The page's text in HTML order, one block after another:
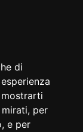
di
per
e per